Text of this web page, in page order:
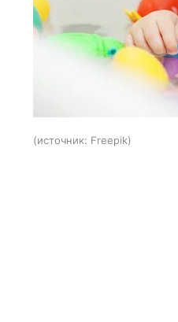
источник: Freepik